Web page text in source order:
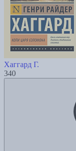
Хаггард Г.
340